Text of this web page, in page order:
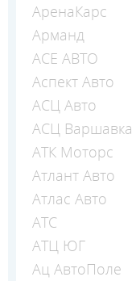
АренаКарс
Арманд
АСЕ АВТО
Аспект Авто
АСЦ Авто
АСЦ Варшавка
АТК Моторс
Атлант Авто
Атлас Авто
АТС
АТЦ ЮГ
Ац АвтоПоле